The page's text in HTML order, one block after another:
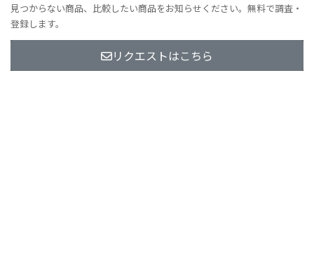
見つからない商品、比較したい商品をお知らせください。無料で調査・
登録します。
リクエストはこちら